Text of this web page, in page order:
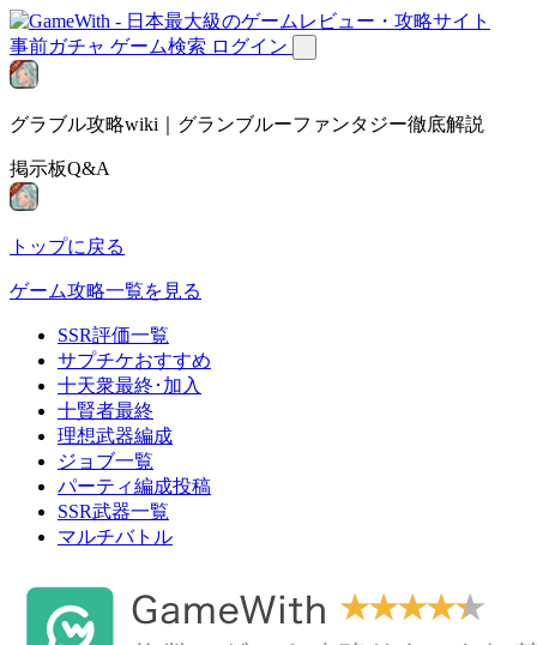
事前ガチャ ゲーム検索 ログイン
グラブル攻略wiki｜グランブルーファンタジー徹底解説
掲示板Q&A
トップに戻る
ゲーム攻略一覧を見る
SSR評価一覧
サプチケおすすめ
十天衆最終･加入
十賢者最終
理想武器編成
ジョブ一覧
パーティ編成投稿
SSR武器一覧
マルチバトル